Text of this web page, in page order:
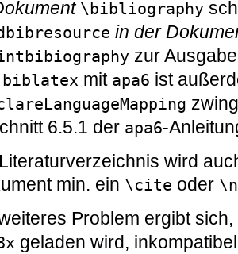
\bibliography
in der
zur
biblatex mit apa6 ist
6.5.1 der apa6-
wird
min. ein \cite oder
Problem ergibt
geladen wird,